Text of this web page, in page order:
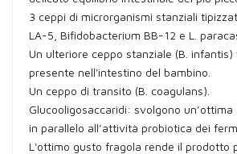
3 ceppi di microrganismi stanziali
LA-5, Bifidobacterium BB-12 e L.
Un ulteriore ceppo stanziale (B.
presente nell'intestino del bambino.
Un ceppo di transito (B. coagulans).
Glucooligosaccaridi: svolgono
in parallelo all’attività probiotica dei
L'ottimo gusto fragola rende il prodotto